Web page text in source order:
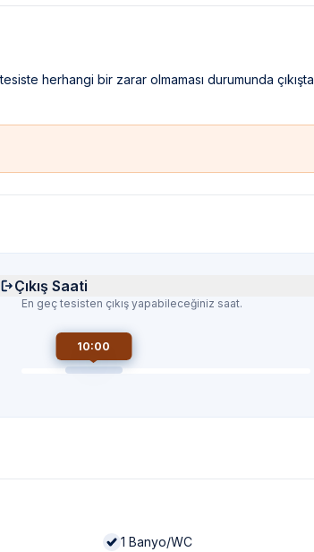
herhangi bir zarar olmaması durumunda çıkışta
Çıkış Saati
En geç tesisten çıkış yapabileceğiniz saat.
10:00
1 Banyo/WC